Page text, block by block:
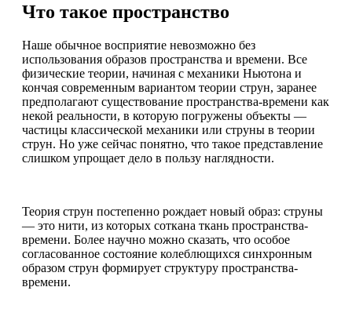
Что такое пространство
Наше обычное восприятие невозможно без
использования образов пространства и времени. Все
физические теории, начиная с механики Ньютона и
кончая современным вариантом теории струн, заранее
предполагают существование пространства-времени как
некой реальности, в которую погружены объекты —
частицы классической механики или струны в теории
струн. Но уже сейчас понятно, что такое представление
слишком упрощает дело в пользу наглядности.
Теория струн постепенно рождает новый образ: струны
— это нити, из которых соткана ткань пространства-
времени. Более научно можно сказать, что особое
согласованное состояние колеблющихся синхронным
образом струн формирует структуру пространства-
времени.